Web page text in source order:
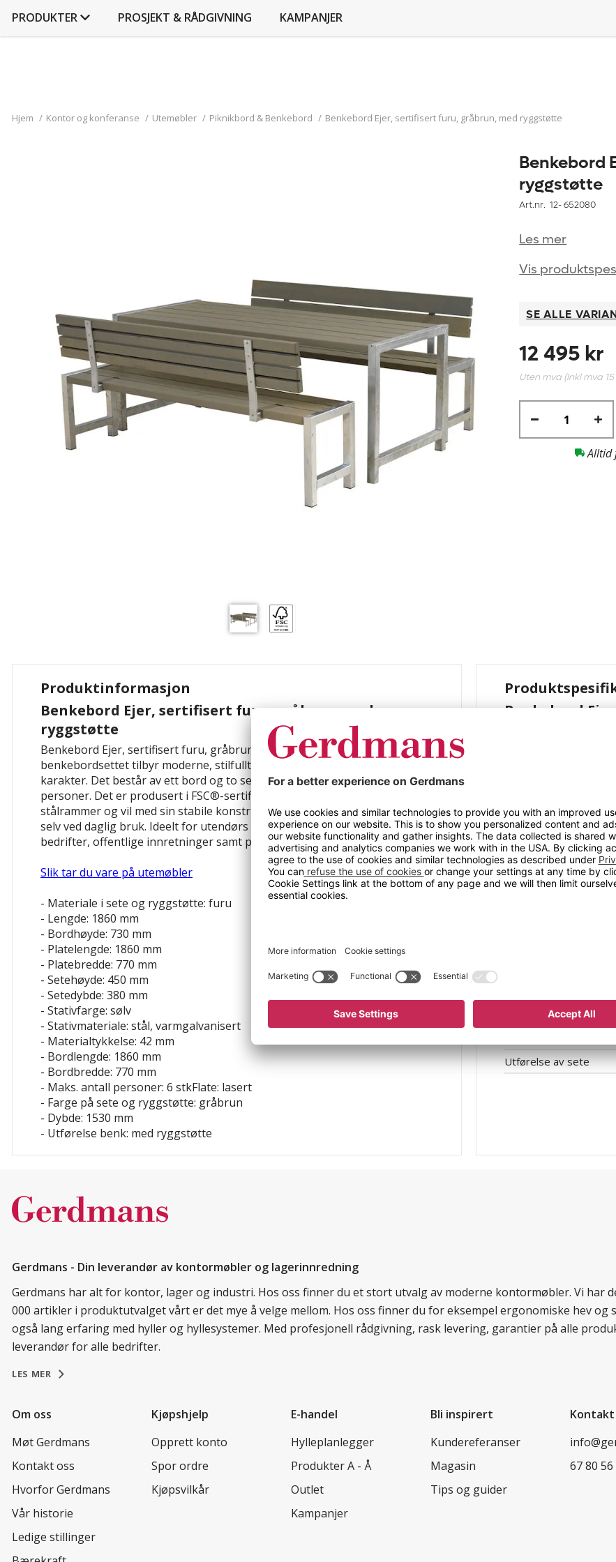
PRODUKTER PROSJEKT & RÅDGIVNING KAMPANJER
Hjem / Kontor og konferanse / Utemøbler / Piknikbord & Benkebord / Benkebord Ejer, sertifisert furu, gråbrun, med ryggstøtte
Benkebord
ryggstøtte
Art.nr. 12-652080
Les mer
Vis
SE ALLE
12 495 kr
Uten mva (Inkl mva
Alltid
Produktinformasjon
Benkebord Ejer, sertifisert furu, gråbrun, med
ryggstøtte
Benkebord Ejer, sertifisert furu, gråbrun, med ryggstøtte. Dette
benkebordsettet tilbyr moderne, stilfullt møbeldesign med naturlig
karakter. Det består av ett bord og to separate sittebenker med plass til 6
personer. Det er produsert i FSC®-sertifisert furu med varmgalvaniserte
stålrammer og vil med sin stabile konstruksjon gi deg mange års glede
selv ved daglig bruk. Ideelt for utendørs pause- og oppholdsområder i
bedrifter, offentlige innretninger samt park- og friluftsanlegg.
Slik tar du vare på utemøbler
- Materiale i sete og ryggstøtte: furu
- Lengde: 1860 mm
- Bordhøyde: 730 mm
- Platelengde: 1860 mm
- Platebredde: 770 mm
- Setehøyde: 450 mm
- Setedybde: 380 mm
- Stativfarge: sølv
- Stativmateriale: stål, varmgalvanisert
- Materialtykkelse: 42 mm
- Bordlengde: 1860 mm
- Bordbredde: 770 mm
- Maks. antall personer: 6 stkFlate: lasert
- Farge på sete og ryggstøtte: gråbrun
- Dybde: 1530 mm
- Utførelse benk: med ryggstøtte
Benkebord
Bordbredde
Bordhøyde
Bordlengde
Platelengde
Utførelse av sete
Gerdmans - Din leverandør av kontormøbler og lagerinnredning
Gerdmans har alt for kontor, lager og industri. Hos oss finner du et stort utvalg av moderne kontormøbler. Vi har
000 artikler i produktutvalget vårt er det mye å velge mellom. Hos oss finner du for eksempel ergonomiske hev
også lang erfaring med hyller og hyllesystemer. Med profesjonell rådgivning, rask levering, garantier på alle
leverandør for alle bedrifter.
LES MER
Om oss
Møt Gerdmans
Kontakt oss
Hvorfor Gerdmans
Vår historie
Ledige stillinger
Kjøpshjelp
Opprett konto
Spor ordre
Kjøpsvilkår
E-handel
Hylleplanlegger
Produkter A - Å
Outlet
Kampanjer
Bli inspirert
Kundereferanser
Magasin
Tips og guider
Kontakt
67 80 56